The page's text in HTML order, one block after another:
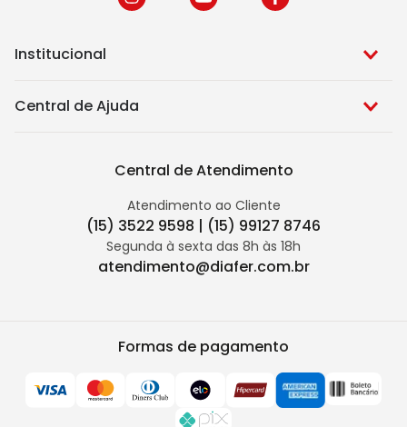
Institucional
Central de Ajuda
Central de Atendimento
Atendimento ao Cliente
(15) 3522 9598 | (15) 99127 8746
Segunda à sexta das 8h às 18h
atendimento@diafer.com.br
Formas de pagamento